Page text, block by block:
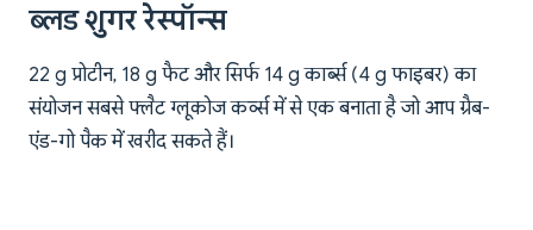
ब्लड शुगर रेस्पॉन्स
22 g प्रोटीन, 18 g फैट और सिर्फ 14 g कार्ब्स (4 g फाइबर) का
संयोजन सबसे फ्लैट ग्लूकोज कर्व्स में से एक बनाता है जो आप ग्रैब-
एंड-गो पैक में खरीद सकते हैं।